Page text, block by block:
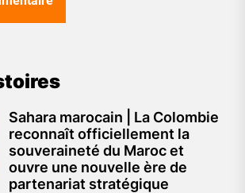
Sahara marocain | La Colombie
reconnaît officiellement la
souveraineté du Maroc et
ouvre une nouvelle ère de
partenariat stratégique